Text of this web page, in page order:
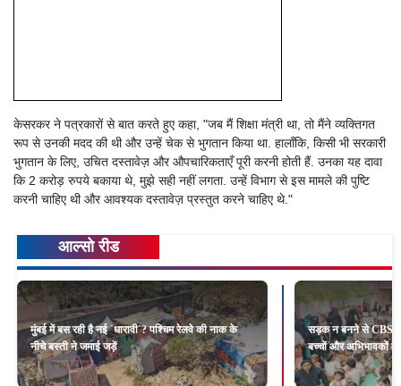
केसरकर ने पत्रकारों से बात करते हुए कहा, "जब मैं शिक्षा मंत्री था, तो मैंने व्यक्तिगत
रूप से उनकी मदद की थी और उन्हें चेक से भुगतान किया था. हालाँकि, किसी भी सरकारी
भुगतान के लिए, उचित दस्तावेज़ और औपचारिकताएँ पूरी करनी होती हैं. उनका यह दावा
कि 2 करोड़ रुपये बकाया थे, मुझे सही नहीं लगता. उन्हें विभाग से इस मामले की पुष्टि
करनी चाहिए थी और आवश्यक दस्तावेज़ प्रस्तुत करने चाहिए थे."
आल्सो रीड
मुंबई में बस रही है नई `धारावी`? पश्चिम रेलवे की नाक के
नीचे बस्ती ने जमाई जड़ें
सड़क न बनने से CBSE
बच्चों और अभिभावकों का